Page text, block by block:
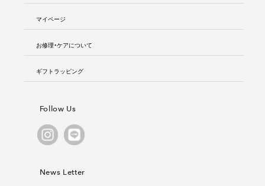
マイページ
お修理・ケアについて
ギフトラッピング
Follow Us
News Letter